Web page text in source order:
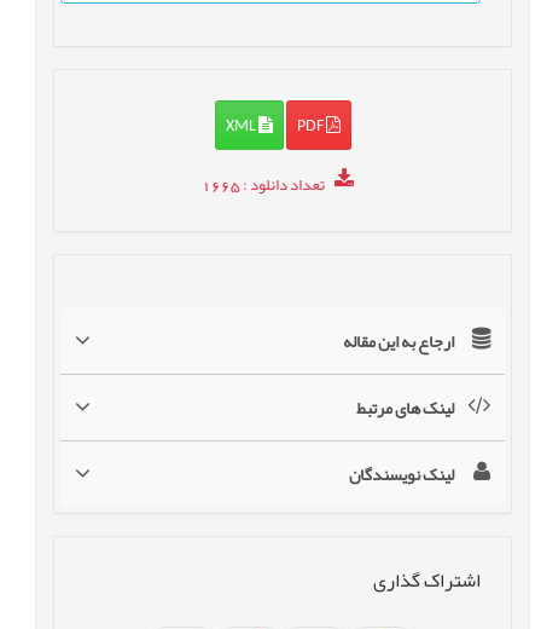
PDF
XML
تعداد دانلود: 1665
ارجاع به این مقاله
لینک های مرتبط
لینک نویسندگان
اشتراک گذاری